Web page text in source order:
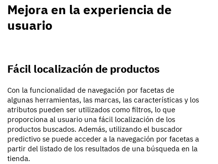
Mejora en la experiencia de
usuario
Fácil localización de productos
Con la funcionalidad de navegación por facetas de
algunas herramientas, las marcas, las características y los
atributos pueden ser utilizados como filtros, lo que
proporciona al usuario una fácil localización de los
productos buscados. Además, utilizando el buscador
predictivo se puede acceder a la navegación por facetas a
partir del listado de los resultados de una búsqueda en la
tienda.